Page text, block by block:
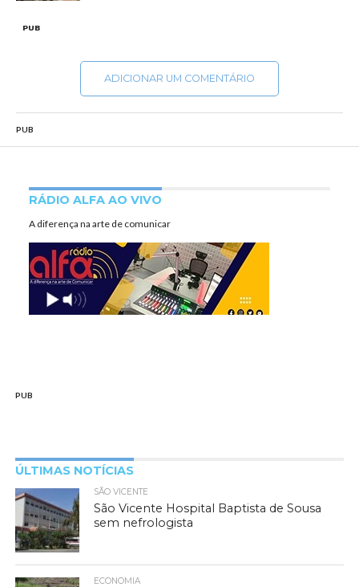
PUB
ADICIONAR UM COMENTÁRIO
PUB
RÁDIO ALFA AO VIVO
A diferença na arte de comunicar
PUB
ÚLTIMAS NOTÍCIAS
SÃO VICENTE
São Vicente Hospital Baptista de Sousa
sem nefrologista
ECONOMIA